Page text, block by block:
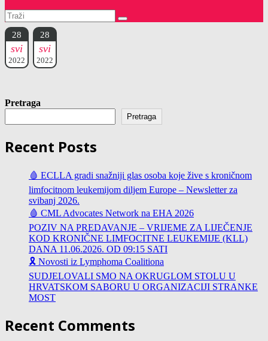
28
svi
2022
28
svi
2022
Pretraga
Pretraga
Recent Posts
🩸 ECLLA gradi snažniji glas osoba koje žive s kroničnom
limfocitnom leukemijom diljem Europe – Newsletter za
svibanj 2026.
🩸 CML Advocates Network na EHA 2026
POZIV NA PREDAVANJE – VRIJEME ZA LIJEČENJE
KOD KRONIČNE LIMFOCITNE LEUKEMIJE (KLL)
DANA 11.06.2026. OD 09:15 SATI
🎗️ Novosti iz Lymphoma Coalitiona
SUDJELOVALI SMO NA OKRUGLOM STOLU U
HRVATSKOM SABORU U ORGANIZACIJI STRANKE
MOST
Recent Comments